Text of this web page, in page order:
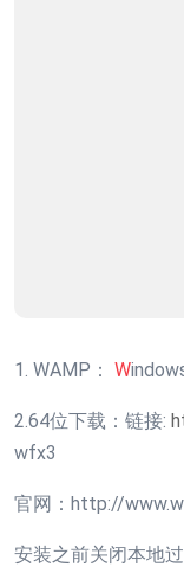
1. WAMP： W
2.64位下载：链接:
wfx3
官网：http://
安装之前关闭本地